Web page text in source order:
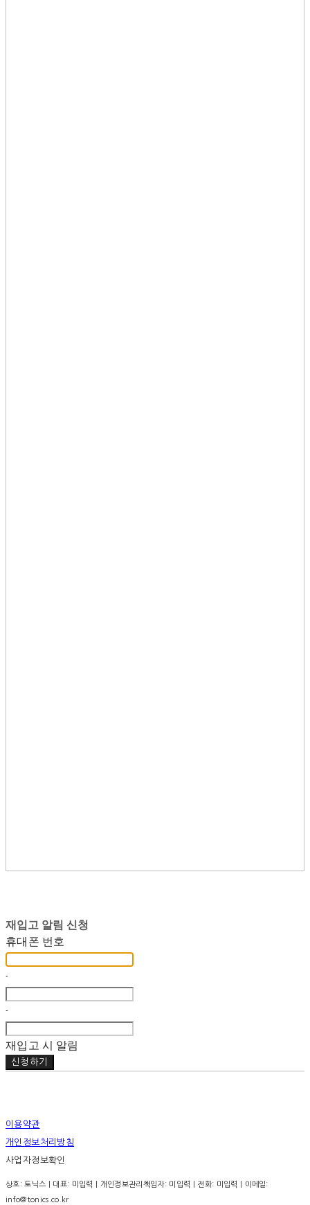
재입고 알림 신청
휴대폰 번호
-
-
재입고 시 알림
신청하기
이용약관
개인정보처리방침
사업자정보확인
상호: 토닉스 | 대표: 미입력 | 개인정보관리책임자: 미입력 | 전화: 미입력 | 이메일:
info@tonics.co.kr